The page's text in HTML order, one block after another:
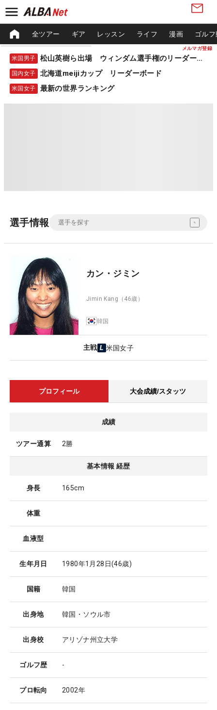
メルマガ登録
全ツアー ギア レッスン ライフ 漫画 ゴル
米国男子 松山英樹ら出場 ウィンダム選手権のリーダーボード
国内女子 北海道meijiカップ リーダーボード
米国女子 最新の世界ランキング
選手情報
カン・ジミン
Jimin Kang （46歳）
韓国
主戦 米国女子
プロフィール 大会成績/スタッツ
成績
ツアー通算 2勝
基本情報 経歴
身長 165cm
体重
血液型
生年月日 1980年1月28日(46歳)
国籍 韓国
出身地 韓国・ソウル市
出身校 アリゾナ州立大学
ゴルフ歴 -
プロ転向 2002年